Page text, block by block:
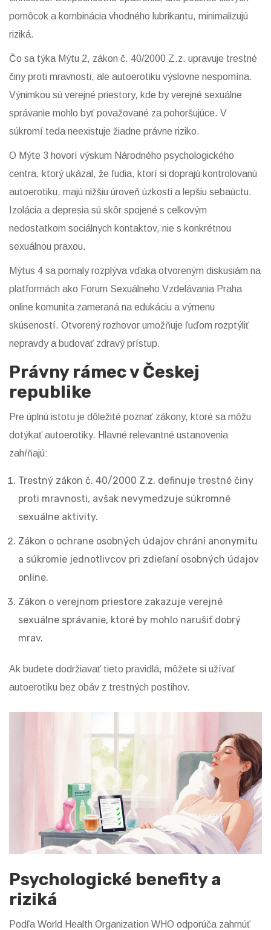
pomôcok a kombinácia vhodného lubrikantu, minimalizujú
riziká.
Čo sa týka Mýtu 2, zákon č. 40/2000 Z.z. upravuje trestné
činy proti mravnosti, ale autoerotiku výslovne nespomína.
Výnimkou sú verejné priestory, kde by verejné sexuálne
správanie mohlo byť považované za pohoršujúce. V
súkromí teda neexistuje žiadne právne riziko.
O Mýte 3 hovorí výskum Národného psychologického
centra, ktorý ukázal, že ľudia, ktorí si doprajú kontrolovanú
autoerotiku, majú nižšiu úroveň úzkosti a lepšiu sebaúctu.
Izolácia a depresia sú skôr spojené s celkovým
nedostatkom sociálnych kontaktov, nie s konkrétnou
sexuálnou praxou.
Mýtus 4 sa pomaly rozplýva vďaka otvoreným diskusiám na
platformách ako Forum Sexuálneho Vzdelávania Praha
online komunita zameraná na edukáciu a výmenu
skúseností. Otvorený rozhovor umožňuje ľuďom rozptýliť
nepravdy a budovať zdravý prístup.
Právny rámec v Českej
republike
Pre úplnú istotu je dôležité poznať zákony, ktoré sa môžu
dotýkať autoerotiky. Hlavné relevantné ustanovenia
zahŕňajú:
Trestný zákon č. 40/2000 Z.z. definuje trestné činy
proti mravnosti, avšak nevymedzuje súkromné
sexuálne aktivity.
Zákon o ochrane osobných údajov chráni anonymitu
a súkromie jednotlivcov pri zdieľaní osobných údajov
online.
Zákon o verejnom priestore zakazuje verejné
sexuálne správanie, ktoré by mohlo narušiť dobrý
mrav.
Ak budete dodržiavať tieto pravidlá, môžete si užívať
autoerotiku bez obáv z trestných postihov.
Psychologické benefity a
riziká
Podľa World Health Organization WHO odporúča zahrnúť